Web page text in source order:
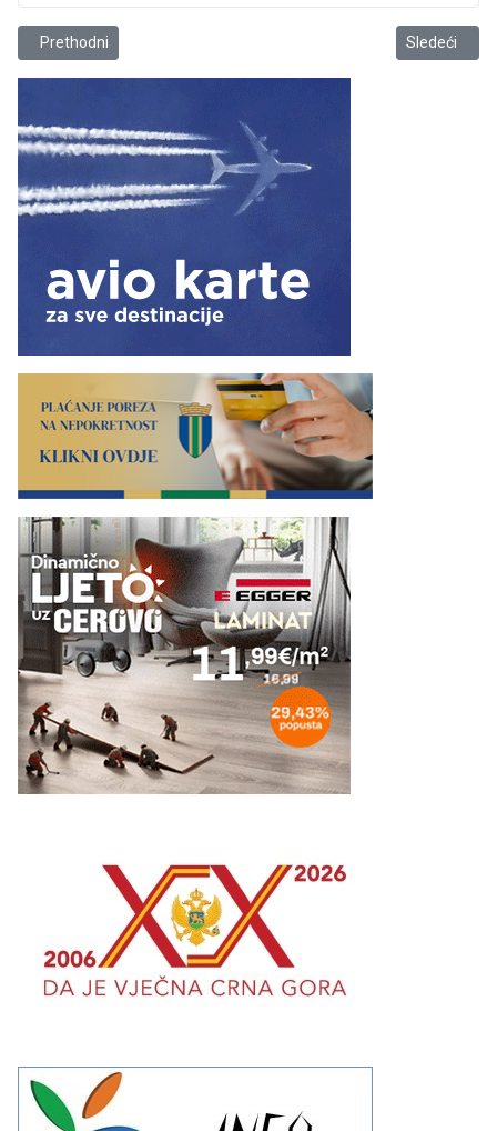
Prethodni članak: KULTURNI CENTAR BAR „NOVOGODIŠNJE
Prethodni Sledeći
Sledeći